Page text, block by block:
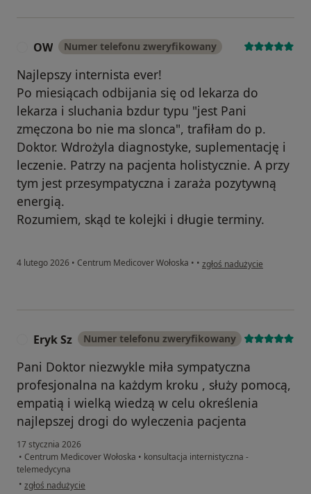
OW Numer telefonu zweryfikowany
Najlepszy internista ever!
Po miesiącach odbijania się od lekarza do
lekarza i sluchania bzdur typu "jest Pani
zmęczona bo nie ma slonca", trafiłam do p.
Doktor. Wdrożyla diagnostyke, suplementację i
leczenie. Patrzy na pacjenta holistycznie. A przy
tym jest przesympatyczna i zaraża pozytywną
energią.
Rozumiem, skąd te kolejki i długie terminy.
4 lutego 2026 • Centrum Medicover Wołoska • • w opinii użytkownika OW
zgłoś nadużycie
Eryk Sz Numer telefonu zweryfikowany
Pani Doktor niezwykle miła sympatyczna
profesjonalna na każdym kroku , służy pomocą,
empatią i wielką wiedzą w celu określenia
najlepszej drogi do wyleczenia pacjenta
17 stycznia 2026
• Centrum Medicover Wołoska • konsultacja internistyczna -
telemedycyna
• w opinii użytkownika Eryk Sz
zgłoś nadużycie